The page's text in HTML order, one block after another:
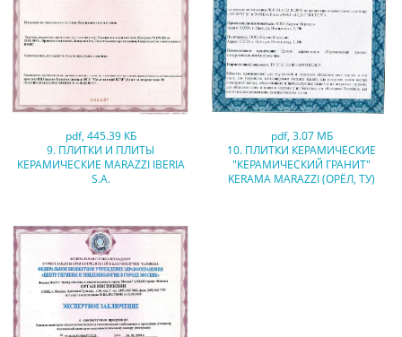
pdf, 445.39 КБ
9. ПЛИТКИ И ПЛИТЫ
КЕРАМИЧЕСКИЕ MARAZZI IBERIA
S.A.
pdf, 3.07 МБ
10. ПЛИТКИ КЕРАМИЧЕСКИЕ
"КЕРАМИЧЕСКИЙ ГРАНИТ"
KERAMA MARAZZI (ОРЁЛ, ТУ)